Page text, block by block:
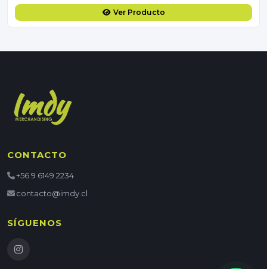
Ver Producto
CONTACTO
+56 9 6149 2234
contacto@imdy.cl
SÍGUENOS